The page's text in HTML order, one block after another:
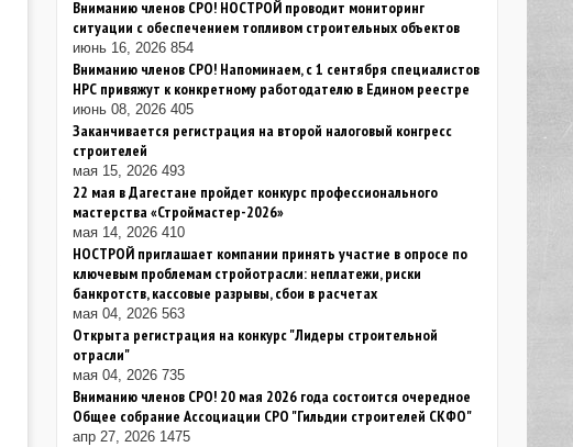
Вниманию членов СРО! НОСТРОЙ проводит мониторинг
ситуации с обеспечением топливом строительных объектов
июнь 16, 2026 854
Вниманию членов СРО! Напоминаем, с 1 сентября специалистов
НРС привяжут к конкретному работодателю в Едином реестре
июнь 08, 2026 405
Заканчивается регистрация на второй налоговый конгресс
строителей
мая 15, 2026 493
22 мая в Дагестане пройдет конкурс профессионального
мастерства «Строймастер-2026»
мая 14, 2026 410
НОСТРОЙ приглашает компании принять участие в опросе по
ключевым проблемам стройотрасли: неплатежи, риски
банкротств, кассовые разрывы, сбои в расчетах
мая 04, 2026 563
Открыта регистрация на конкурс "Лидеры строительной
отрасли"
мая 04, 2026 735
Вниманию членов СРО! 20 мая 2026 года состоится очередное
Общее собрание Ассоциации СРО "Гильдии строителей СКФО"
апр 27, 2026 1475